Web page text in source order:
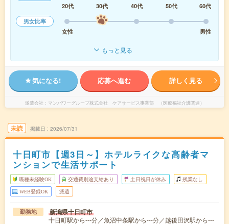
20代
30代 40代 50代
60代
男女比率
女性
男性
もっと見る
気になる! 応募へ進む 詳しく見る
派遣会社 マンパワーグループ株式会社 ケアサービス事業部 （医療福祉介護関連）
未読 掲載日 2026/07/31
十日町市【週3日～】ホテルライクな高齢者マ
ンションで生活サポート
職種未経験OK 交通費別途支給あり 土日祝日が休み 残業なし
WEB登録OK 派遣
勤務地 新潟県十日町市
十日町駅から---分／魚沼中条駅から---分／越後田沢駅から---